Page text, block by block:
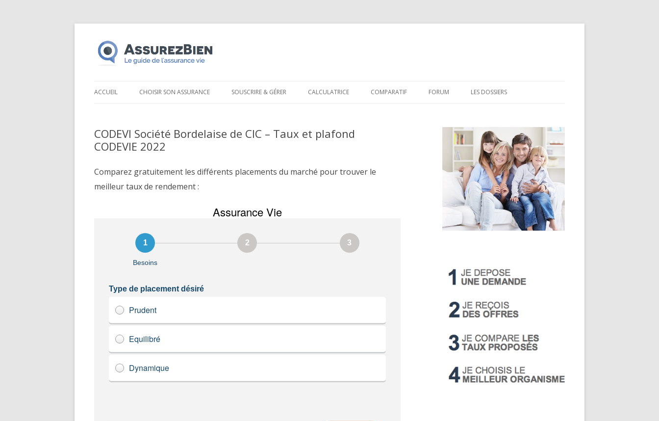
au
ACCUEIL CHOISIR SON ASSURANCE SOUSCRIRE & GÉRER CALCULATRICE COMPARATIF FORUM LES DOSSIERS
CODEVI
COMPTE À TERME
CSL
LDD
LEP
PEL
PERP
CODEVI Société Bordelaise de CIC – Taux et plafond
CODEVIE 2022
Comparez gratuitement les différents placements du marché pour trouver le
meilleur taux de rendement :